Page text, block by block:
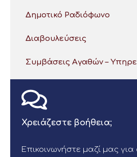
Δημοτικό Ραδιόφωνο
Διαβουλεύσεις
Συμβάσεις Αγαθών –
Χρειάζεστε βοήθεια;
Επικοινωνήστε μαζί μας